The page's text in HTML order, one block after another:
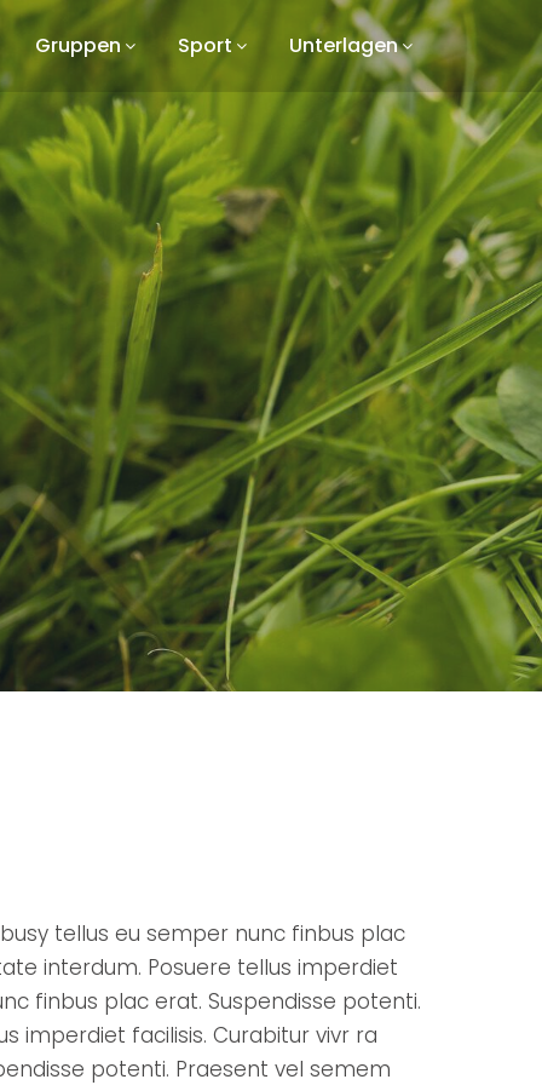
Gruppen Sport Unterlagen
tellus eu semper nunc finbus plac
interdum. Posuere tellus imperdiet
finbus plac erat. Suspendisse potenti.
imperdiet facilisis. Curabitur vivr ra
potenti. Praesent vel semem